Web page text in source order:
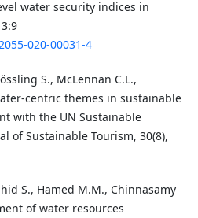
water security indices in
020-00031-4
S., McLennan C.L.,
centric themes in sustainable
with the UN Sustainable
of Sustainable Tourism, 30(8),
S., Hamed M.M., Chinnasamy
of water resources